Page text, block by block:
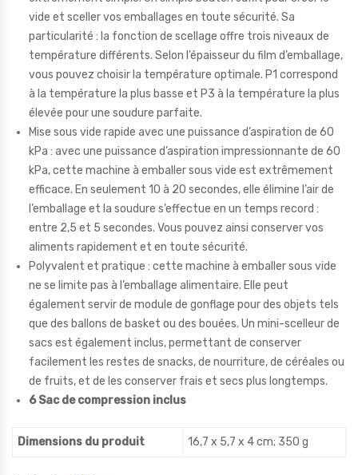
vide et sceller vos emballages en toute sécurité. Sa
particularité : la fonction de scellage offre trois niveaux de
température différents. Selon l’épaisseur du film d’emballage,
vous pouvez choisir la température optimale. P1 correspond
à la température la plus basse et P3 à la température la plus
élevée pour une soudure parfaite.
Mise sous vide rapide avec une puissance d’aspiration de 60
kPa : avec une puissance d’aspiration impressionnante de 60
kPa, cette machine à emballer sous vide est extrêmement
efficace. En seulement 10 à 20 secondes, elle élimine l’air de
l’emballage et la soudure s’effectue en un temps record :
entre 2,5 et 5 secondes. Vous pouvez ainsi conserver vos
aliments rapidement et en toute sécurité.
Polyvalent et pratique : cette machine à emballer sous vide
ne se limite pas à l’emballage alimentaire. Elle peut
également servir de module de gonflage pour des objets tels
que des ballons de basket ou des bouées. Un mini-scelleur de
sacs est également inclus, permettant de conserver
facilement les restes de snacks, de nourriture, de céréales ou
de fruits, et de les conserver frais et secs plus longtemps.
6 Sac de compression inclus
Dimensions du produit 16,7 x 5,7 x 4 cm; 350 g